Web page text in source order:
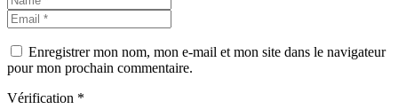
Enregistrer mon nom, mon e-mail et mon site dans le navigateur
pour mon prochain commentaire.
Vérification *